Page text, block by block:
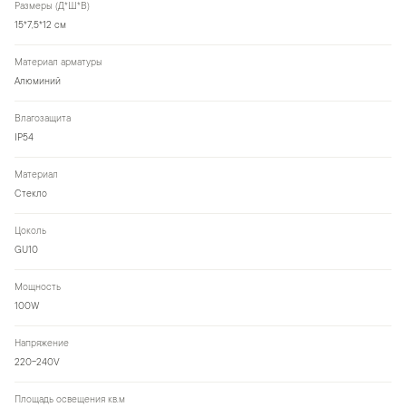
Размеры (Д*Ш*В)
15*7,5*12 см
Материал арматуры
Алюминий
Влагозащита
IP54
Материал
Стекло
Цоколь
GU10
Мощность
100W
Напряжение
220-240V
Площадь освещения кв.м